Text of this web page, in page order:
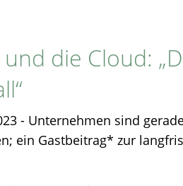
die Cloud:
- Unternehmen sind
ein Gastbeitrag* zur